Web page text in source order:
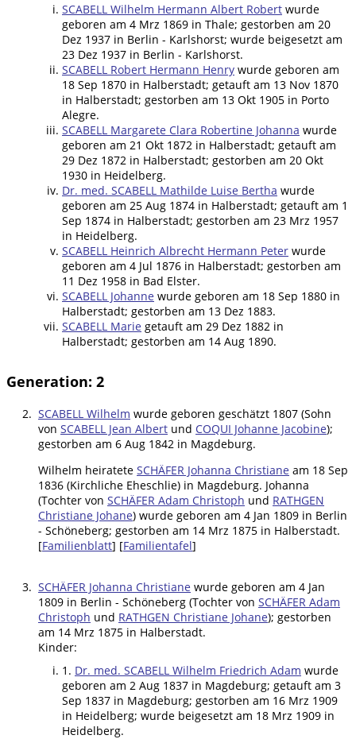
SCABELL Wilhelm Hermann Albert Robert wurde
geboren am 4 Mrz 1869 in Thale; gestorben am 20
Dez 1937 in Berlin - Karlshorst; wurde beigesetzt am
23 Dez 1937 in Berlin - Karlshorst.
SCABELL Robert Hermann Henry wurde geboren am
18 Sep 1870 in Halberstadt; getauft am 13 Nov 1870
in Halberstadt; gestorben am 13 Okt 1905 in Porto
Alegre.
SCABELL Margarete Clara Robertine Johanna wurde
geboren am 21 Okt 1872 in Halberstadt; getauft am
29 Dez 1872 in Halberstadt; gestorben am 20 Okt
1930 in Heidelberg.
Dr. med. SCABELL Mathilde Luise Bertha wurde
geboren am 25 Aug 1874 in Halberstadt; getauft am 1
Sep 1874 in Halberstadt; gestorben am 23 Mrz 1957
in Heidelberg.
SCABELL Heinrich Albrecht Hermann Peter wurde
geboren am 4 Jul 1876 in Halberstadt; gestorben am
11 Dez 1958 in Bad Elster.
SCABELL Johanne wurde geboren am 18 Sep 1880 in
Halberstadt; gestorben am 13 Dez 1883.
SCABELL Marie getauft am 29 Dez 1882 in
Halberstadt; gestorben am 14 Aug 1890.
Generation: 2
2. SCABELL Wilhelm wurde geboren geschätzt 1807 (Sohn
von SCABELL Jean Albert und COQUI Johanne Jacobine);
gestorben am 6 Aug 1842 in Magdeburg.
Wilhelm heiratete SCHÄFER Johanna Christiane am 18 Sep
1836 (Kirchliche Eheschlie) in Magdeburg. Johanna
(Tochter von SCHÄFER Adam Christoph und RATHGEN
Christiane Johane) wurde geboren am 4 Jan 1809 in Berlin
- Schöneberg; gestorben am 14 Mrz 1875 in Halberstadt.
[Familienblatt] [Familientafel]
3. SCHÄFER Johanna Christiane wurde geboren am 4 Jan
1809 in Berlin - Schöneberg (Tochter von SCHÄFER Adam
Christoph und RATHGEN Christiane Johane); gestorben
am 14 Mrz 1875 in Halberstadt.
Kinder:
1. Dr. med. SCABELL Wilhelm Friedrich Adam wurde
geboren am 2 Aug 1837 in Magdeburg; getauft am 3
Sep 1837 in Magdeburg; gestorben am 16 Mrz 1909
in Heidelberg; wurde beigesetzt am 18 Mrz 1909 in
Heidelberg.